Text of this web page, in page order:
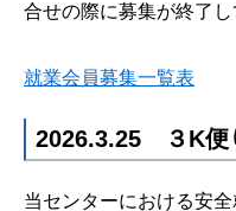
合せの際に募集が終了し
就業会員募集一覧表
2026.3.25 ３K便
当センターにおける安